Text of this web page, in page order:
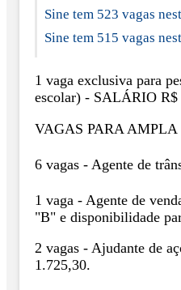
Sine tem 523 vagas
Sine tem 515 vagas
1 vaga exclusiva para
escolar) - SALÁRIO R$
VAGAS PARA
6 vagas - Agente de
1 vaga - Agente de
"B" e disponibilidade
2 vagas - Ajudante de
1.725,30.